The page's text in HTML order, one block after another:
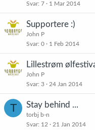
Svar 7 1 Mar 2014
Supportere :)
John P
Svar 0 1 Feb 2014
Lillestrøm
John P
Svar 3 24 Jan 2014
T Stay behind ...
torbj b-n
Svar 12 21 Jan 2014